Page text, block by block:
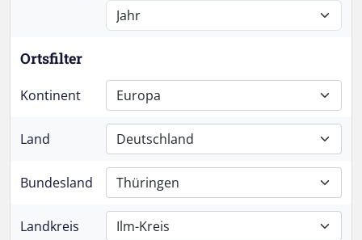
Ortsfilter
Kontinent Europa
Land Deutschland
Bundesland Thüringen
Landkreis Ilm-Kreis